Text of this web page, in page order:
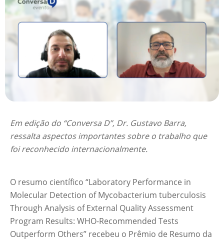
Em edição do “Conversa D”, Dr. Gustavo Barra,
ressalta aspectos importantes sobre o trabalho que
foi reconhecido internacionalmente.
O resumo científico “Laboratory Performance in
Molecular Detection of Mycobacterium tuberculosis
Through Analysis of External Quality Assessment
Program Results: WHO-Recommended Tests
Outperform Others” recebeu o Prêmio de Resumo da